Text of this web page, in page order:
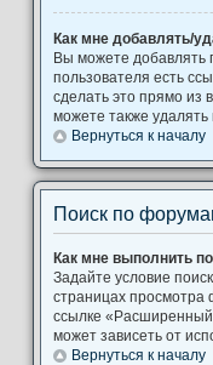
Как мне добавлять/
Вы можете добавлять
пользователя есть
сделать это прямо из
можете также удалять
Вернуться к началу
Поиск по
Как мне выполнить
Задайте условие
страницах
ссылке «Расширенный
может зависеть от
Вернуться к началу